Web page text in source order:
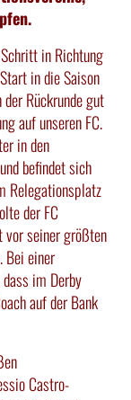
in Richtung
in die Saison
Rückrunde gut
auf unseren FC.
in den
befindet sich
Relegationsplatz
der FC
vor seiner größten
Bei einer
im Derby
auf der Bank
Castro-